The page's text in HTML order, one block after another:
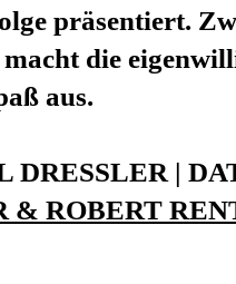
präsentiert.
die
aus.
DRESSLER |
& ROBERT